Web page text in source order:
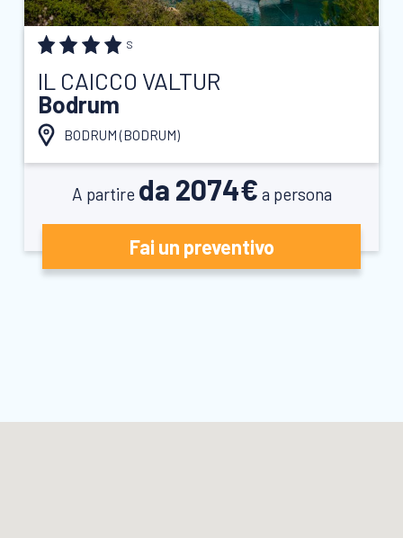
S
IL CAICCO VALTUR
Bodrum
BODRUM (BODRUM)
A partire da 2074€ a persona
Fai un preventivo